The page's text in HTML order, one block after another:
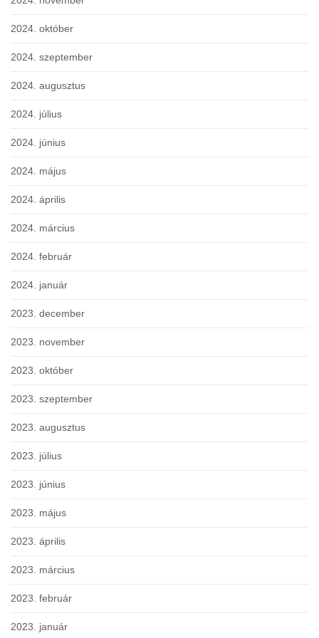
2024. október
2024. szeptember
2024. augusztus
2024. július
2024. június
2024. május
2024. április
2024. március
2024. február
2024. január
2023. december
2023. november
2023. október
2023. szeptember
2023. augusztus
2023. július
2023. június
2023. május
2023. április
2023. március
2023. február
2023. január